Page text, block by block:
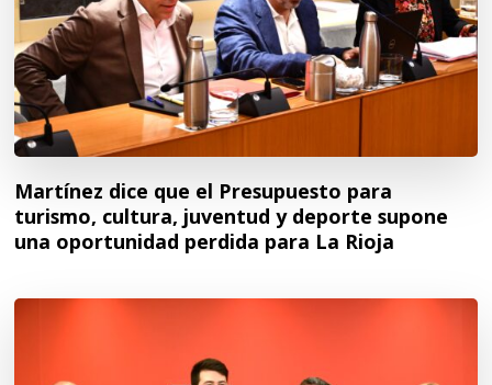
Martínez dice que el Presupuesto para
turismo, cultura, juventud y deporte supone
una oportunidad perdida para La Rioja